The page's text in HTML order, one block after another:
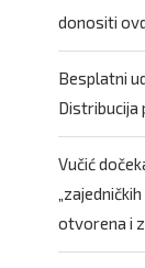
donositi
Besplatni
Distribucija
Vučić
otvorena i